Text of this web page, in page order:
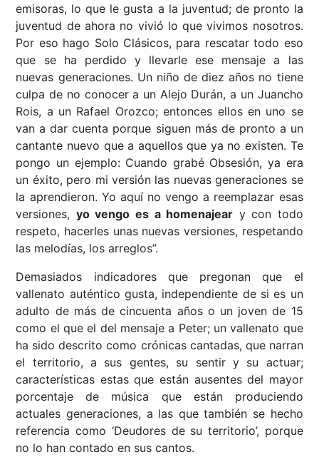
emisoras, lo que le gusta a la juventud; de pronto la
juventud de ahora no vivió lo que vivimos nosotros.
Por eso hago Solo Clásicos, para rescatar todo eso
que se ha perdido y llevarle ese mensaje a las
nuevas generaciones. Un niño de diez años no tiene
culpa de no conocer a un Alejo Durán, a un Juancho
Rois, a un Rafael Orozco; entonces ellos en uno se
van a dar cuenta porque siguen más de pronto a un
cantante nuevo que a aquellos que ya no existen. Te
pongo un ejemplo: Cuando grabé Obsesión, ya era
un éxito, pero mi versión las nuevas generaciones se
la aprendieron. Yo aquí no vengo a reemplazar esas
versiones, yo vengo es a homenajear y con todo
respeto, hacerles unas nuevas versiones, respetando
las melodías, los arreglos”.
Demasiados indicadores que pregonan que el
vallenato auténtico gusta, independiente de si es un
adulto de más de cincuenta años o un joven de 15
como el que el del mensaje a Peter; un vallenato que
ha sido descrito como crónicas cantadas, que narran
el territorio, a sus gentes, su sentir y su actuar;
características estas que están ausentes del mayor
porcentaje de música que están produciendo
actuales generaciones, a las que también se hecho
referencia como ‘Deudores de su territorio’, porque
no lo han contado en sus cantos.